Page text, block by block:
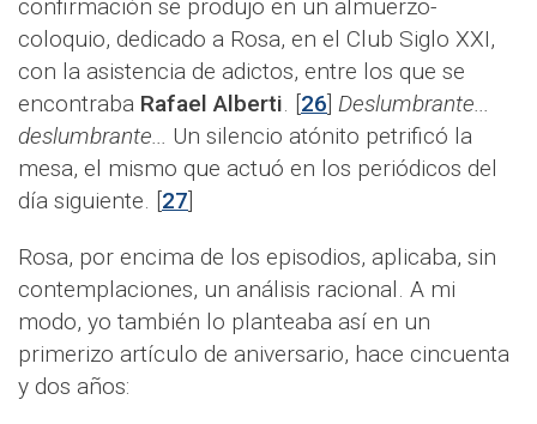
confirmación se produjo en un almuerzo-
coloquio, dedicado a Rosa, en el Club Siglo XXI,
con la asistencia de adictos, entre los que se
encontraba Rafael Alberti . [26] Deslumbrante...
deslumbrante...
Un silencio atónito petrificó la
mesa, el mismo que actuó en los periódicos del
día siguiente. [27]
Rosa, por encima de los episodios, aplicaba, sin
contemplaciones, un análisis racional. A mi
modo, yo también lo planteaba así en un
primerizo artículo de aniversario, hace cincuenta
y dos años: